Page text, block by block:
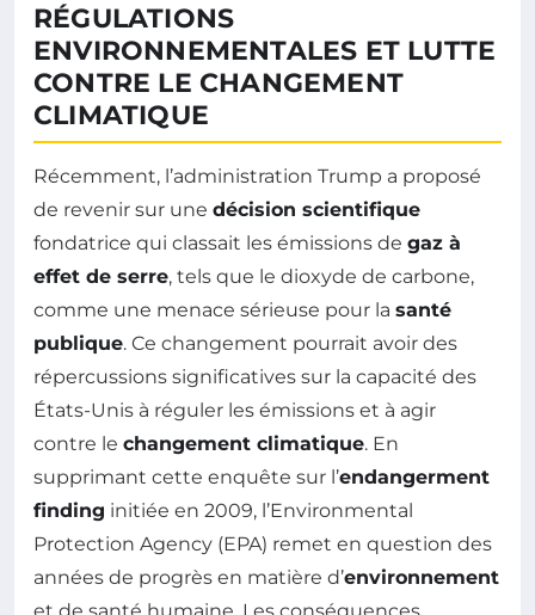
RÉGULATIONS
ENVIRONNEMENTALES ET LUTTE
CONTRE LE CHANGEMENT
CLIMATIQUE
Récemment, l’administration Trump a proposé
de revenir sur une décision scientifique
fondatrice qui classait les émissions de gaz à
effet de serre, tels que le dioxyde de carbone,
comme une menace sérieuse pour la santé
publique. Ce changement pourrait avoir des
répercussions significatives sur la capacité des
États-Unis à réguler les émissions et à agir
contre le changement climatique. En
supprimant cette enquête sur l’endangerment
finding initiée en 2009, l’Environmental
Protection Agency (EPA) remet en question des
années de progrès en matière d’environnement
et de santé humaine. Les conséquences